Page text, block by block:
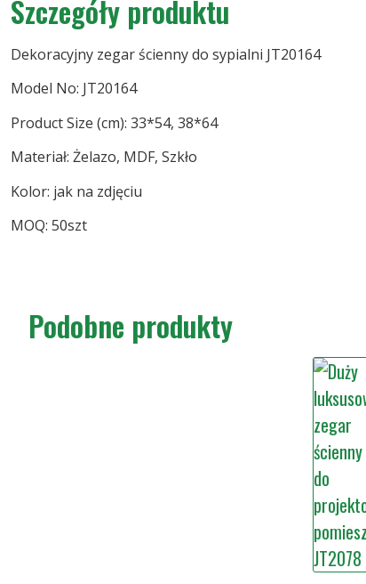
Szczegóły produktu
Dekoracyjny zegar ścienny do sypialni JT20164
Model No: JT20164
Product Size (cm): 33*54, 38*64
Materiał: Żelazo, MDF, Szkło
Kolor: jak na zdjęciu
MOQ: 50szt
Podobne produkty